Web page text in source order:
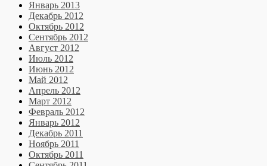
Январь 2013
Декабрь 2012
Октябрь 2012
Сентябрь 2012
Август 2012
Июль 2012
Июнь 2012
Май 2012
Апрель 2012
Март 2012
Февраль 2012
Январь 2012
Декабрь 2011
Ноябрь 2011
Октябрь 2011